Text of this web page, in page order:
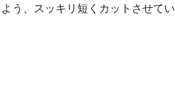
う、スッキリ短くカットさせてい